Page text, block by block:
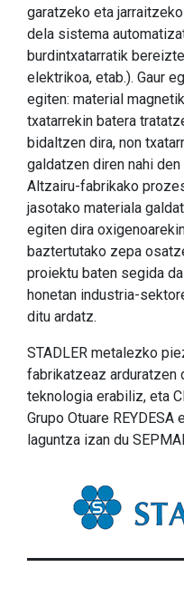
garatzeko eta
dela sistema
burdintxatarratik
elektrikoa, etab.). Gaur
egiten: material
txatarrekin batera
bidaltzen dira, non
galdatzen diren nahi
Altzairu-fabrikako
jasotako materiala
egiten dira
baztertutako zepa
proiektu baten segida
honetan industria-
ditu ardatz.
STADLER metalezko
fabrikatzeaz arduratzen
teknologia erabiliz, eta
Grupo Otuare REYDESA
laguntza izan du